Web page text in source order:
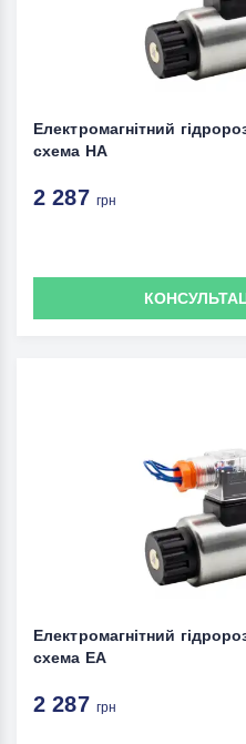
Електромагнітний
схема НА
2 287 грн
Електромагнітний
схема ЕА
2 287 грн